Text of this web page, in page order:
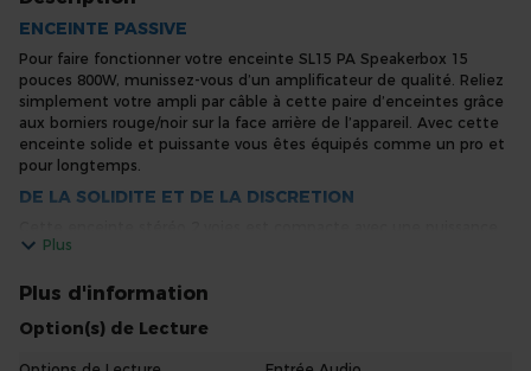
ENCEINTE PASSIVE
Pour faire fonctionner votre enceinte SL15 PA Speakerbox 15
pouces 800W, munissez-vous d’un amplificateur de qualité. Reliez
simplement votre ampli par câble à cette paire d’enceintes grâce
aux borniers rouge/noir sur la face arrière de l’appareil. Avec cette
enceinte solide et puissante vous êtes équipés comme un pro et
pour longtemps.
DE LA SOLIDITE ET DE LA DISCRETION
max de 800 Watts et une grille métallique en façade pour plus de
pouvez faire confiance à la qualité de son de la marque Vonyx
LE BON SON A BAS PRIX
Plus
Plus d'information
Option(s) de Lecture